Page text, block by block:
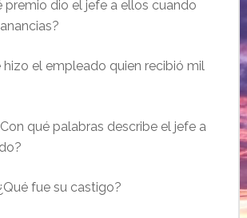
premio dio el jefe a ellos cuando
hizo el empleado quien recibió mil
qué palabras describe el jefe a
su castigo?